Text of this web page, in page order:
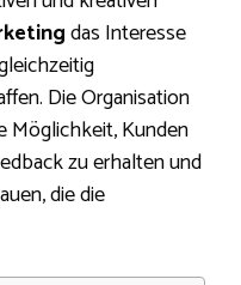
das Interesse
Die Organisation
Möglichkeit, Kunden
zu erhalten und
die die